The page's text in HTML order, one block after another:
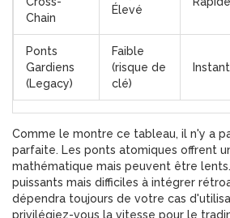
Chain
Élevé
Ponts
Gardiens
(Legacy)
Faible
(risque de
clé)
Comme le montre ce tableau, il n'y a
parfaite. Les ponts atomiques offrent
mathématique mais peuvent être
puissants mais difficiles à intégrer
dépendra toujours de votre cas
privilégiez-vous la vitesse pour le